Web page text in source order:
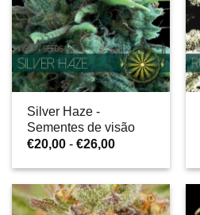
Silver Haze -
Sementes de visão
€20,00 - €26,00Gama
preços:
€20,00
a
€26,00